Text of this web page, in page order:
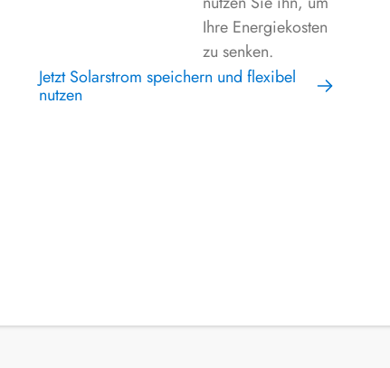
Ihre Energiekosten
zu senken.
Jetzt Solarstrom speichern und flexibel
nutzen